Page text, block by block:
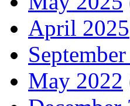
April 2025
May 2022